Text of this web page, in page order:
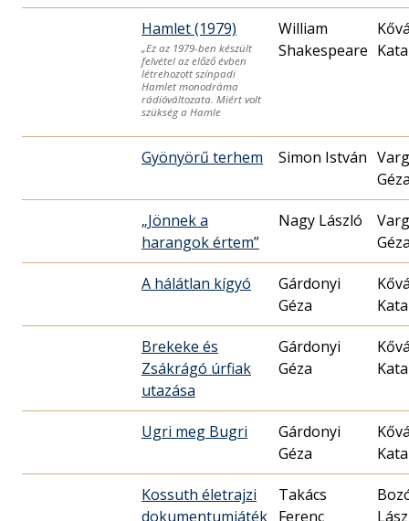
Hamlet (1979)
„Ez az 1979-ben készült
felvétel az előző évben
létrehozott színpadi
Hamlet monodráma
rádióváltozata. Miért volt
szükség a Hamle
William
Shakespeare
Gyönyörű terhem Simon István
„Jönnek a
harangok értem”
Nagy László
A hálátlan kígyó
Gárdonyi
Géza
Brekeke és
Zsákrágó úrfiak
utazása
Gárdonyi
Géza
Ugri meg Bugri
Gárdonyi
Géza
Kossuth életrajzi
dokumentumjáték
Takács
Ferenc